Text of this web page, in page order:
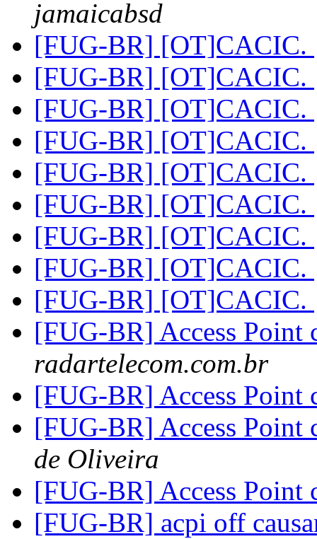
jamaicabsd
[FUG-BR] [OT]CACIC.
[FUG-BR] [OT]CACIC.
[FUG-BR] [OT]CACIC.
[FUG-BR] [OT]CACIC.
[FUG-BR] [OT]CACIC.
[FUG-BR] [OT]CACIC.
[FUG-BR] [OT]CACIC.
[FUG-BR] [OT]CACIC.
[FUG-BR] [OT]CACIC.
[FUG-BR] Access Point
radartelecom.com.br
[FUG-BR] Access Point
[FUG-BR] Access Point
de Oliveira
[FUG-BR] Access Point
[FUG-BR] acpi off